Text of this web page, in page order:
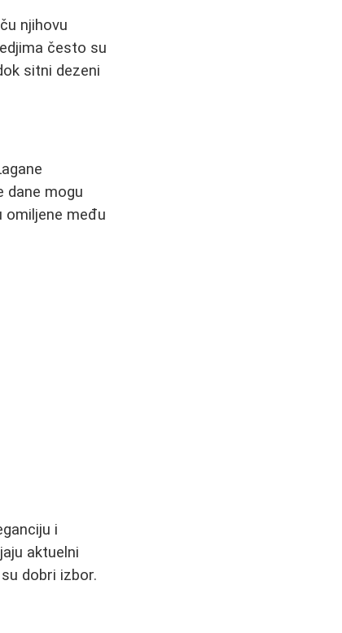
njihovu
često su
sitni dezeni
dane mogu
omiljene među
i
aktuelni
dobri izbor.